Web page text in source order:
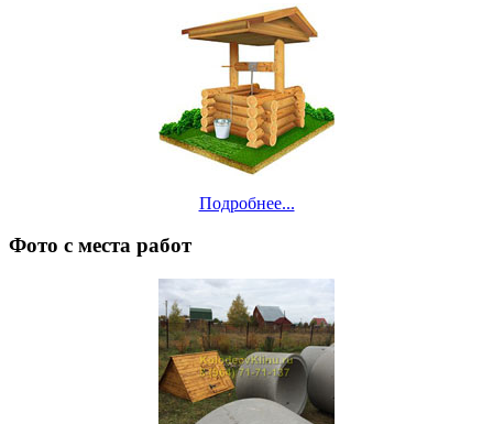
Подробнее...
Фото с места работ